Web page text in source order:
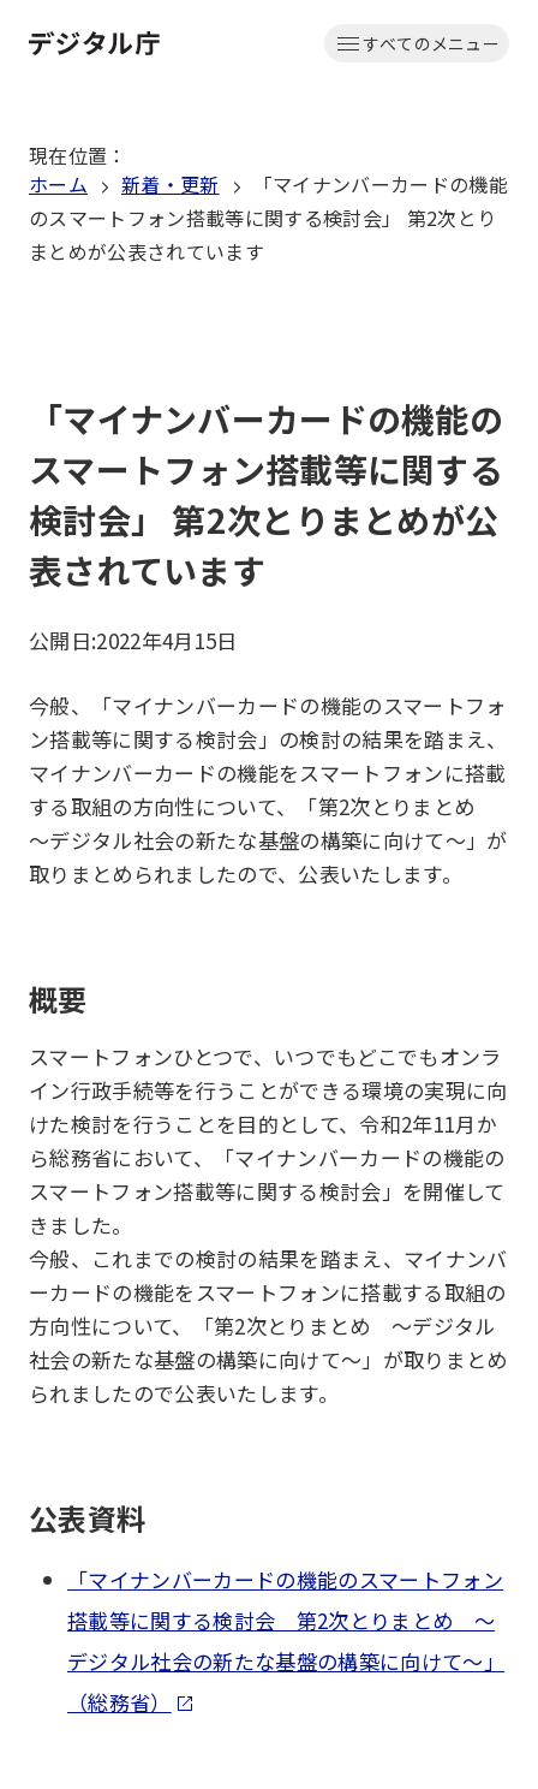
文
動
すべてのメニュー
現在位置 ：
ホーム
新着・更新
「マイナンバーカードの機能
のスマートフォン搭載等に関する検討会」 第2次とり
まとめが公表されています
「マイナンバーカードの機能の
スマートフォン搭載等に関する
検討会」 第2次とりまとめが公
表されています
公開日:2022年4月15日
今般、「マイナンバーカードの機能のスマートフォ
ン搭載等に関する検討会」の検討の結果を踏まえ、
マイナンバーカードの機能をスマートフォンに搭載
する取組の方向性について、「第2次とりまとめ
～デジタル社会の新たな基盤の構築に向けて～」が
取りまとめられましたので、公表いたします。
概要
スマートフォンひとつで、いつでもどこでもオンラ
イン行政手続等を行うことができる環境の実現に向
けた検討を行うことを目的として、令和2年11月か
ら総務省において、「マイナンバーカードの機能の
スマートフォン搭載等に関する検討会」を開催して
きました。
今般、これまでの検討の結果を踏まえ、マイナンバ
ーカードの機能をスマートフォンに搭載する取組の
方向性について、「第2次とりまとめ ～デジタル
社会の新たな基盤の構築に向けて～」が取りまとめ
られましたので公表いたします。
公表資料
「マイナンバーカードの機能のスマートフォン
搭載等に関する検討会 第2次とりまとめ ～
デジタル社会の新たな基盤の構築に向けて～」
（総務省）